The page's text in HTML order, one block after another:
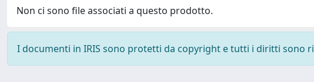
Non ci sono file associati a questo prodotto.
I documenti in IRIS sono protetti da copyright e tutti i diritti sono